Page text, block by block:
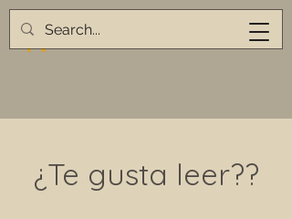
¿Te gusta leer??